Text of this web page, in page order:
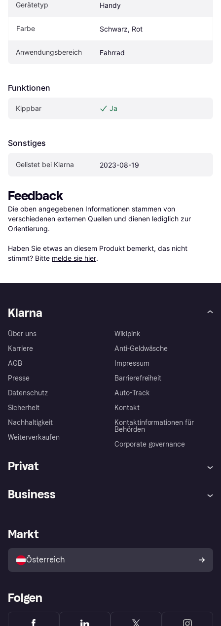
Gerätetyp Handy
Farbe Schwarz, Rot
Anwendungsbereich Fahrrad
Funktionen
Kippbar Ja
Sonstiges
Gelistet bei Klarna 2023-08-19
Feedback
Die oben angegebenen Informationen stammen von
verschiedenen externen Quellen und dienen lediglich zur
Orientierung.
Haben Sie etwas an diesem Produkt bemerkt, das nicht
stimmt? Bitte melde sie hier.
Klarna
Über uns
Karriere
AGB
Presse
Datenschutz
Sicherheit
Nachhaltigkeit
Weiterverkaufen
Wikipink
Anti-Geldwäsche
Impressum
Barrierefreiheit
Auto-Track
Kontakt
Kontaktinformationen für
Behörden
Corporate governance
Privat
Shops entdecken
Business
Händlerportal
Markt
Österreich
Folgen